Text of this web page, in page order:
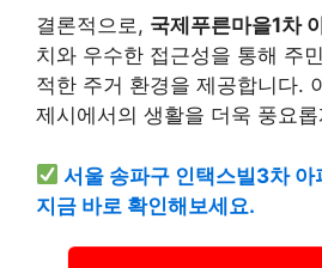
결론적으로, 국제푸른마을1차
치와 우수한 접근성을 통해 주
적한 주거 환경을 제공합니다.
제시에서의 생활을 더욱 풍요
서울 송파구 인택스빌3차
지금 바로 확인해보세요.